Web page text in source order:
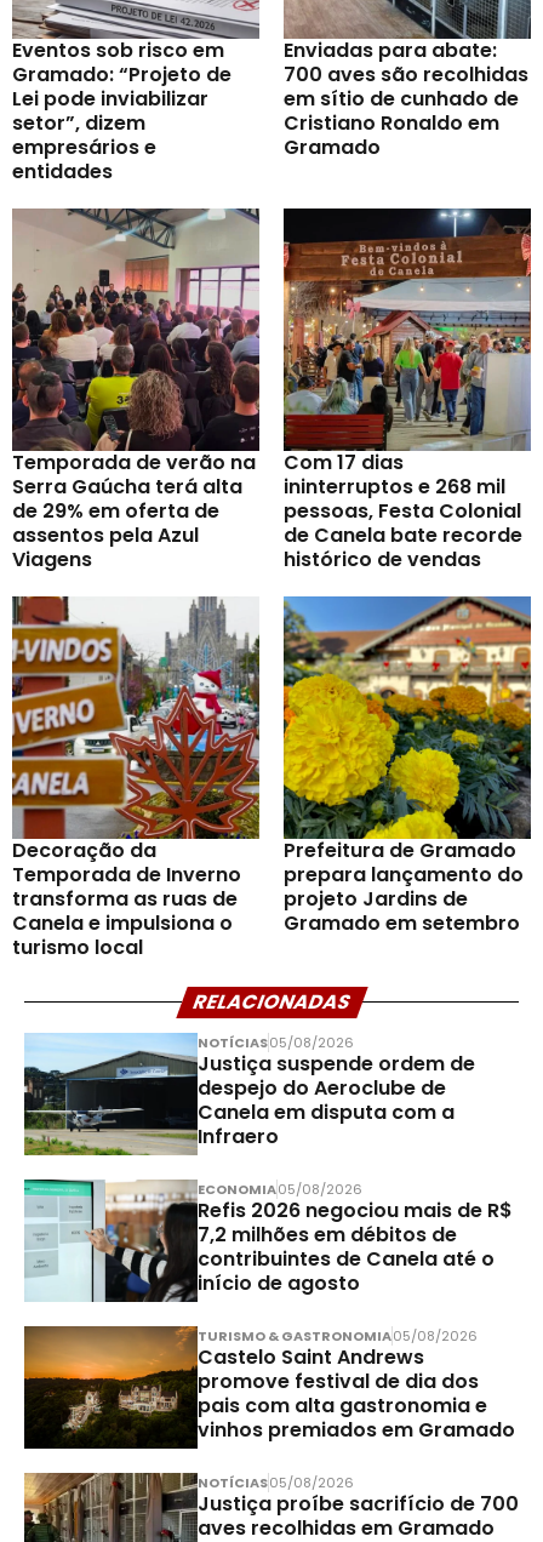
Eventos sob risco em
Gramado: “Projeto de
Lei pode inviabilizar
setor”, dizem
empresários e
entidades
Enviadas para abate:
700 aves são recolhidas
em sítio de cunhado de
Cristiano Ronaldo em
Gramado
Temporada de verão na
Serra Gaúcha terá alta
de 29% em oferta de
assentos pela Azul
Viagens
Com 17 dias
ininterruptos e 268 mil
pessoas, Festa Colonial
de Canela bate recorde
histórico de vendas
Decoração da
Temporada de Inverno
transforma as ruas de
Canela e impulsiona o
turismo local
Prefeitura de Gramado
prepara lançamento do
projeto Jardins de
Gramado em setembro
RELACIONADAS
NOTÍCIAS05/08/2026
Justiça suspende ordem de
despejo do Aeroclube de
Canela em disputa com a
Infraero
ECONOMIA05/08/2026
Refis 2026 negociou mais de R$
7,2 milhões em débitos de
contribuintes de Canela até o
início de agosto
TURISMO & GASTRONOMIA05/08/2026
Castelo Saint Andrews
promove festival de dia dos
pais com alta gastronomia e
vinhos premiados em Gramado
NOTÍCIAS05/08/2026
Justiça proíbe sacrifício de 700
aves recolhidas em Gramado